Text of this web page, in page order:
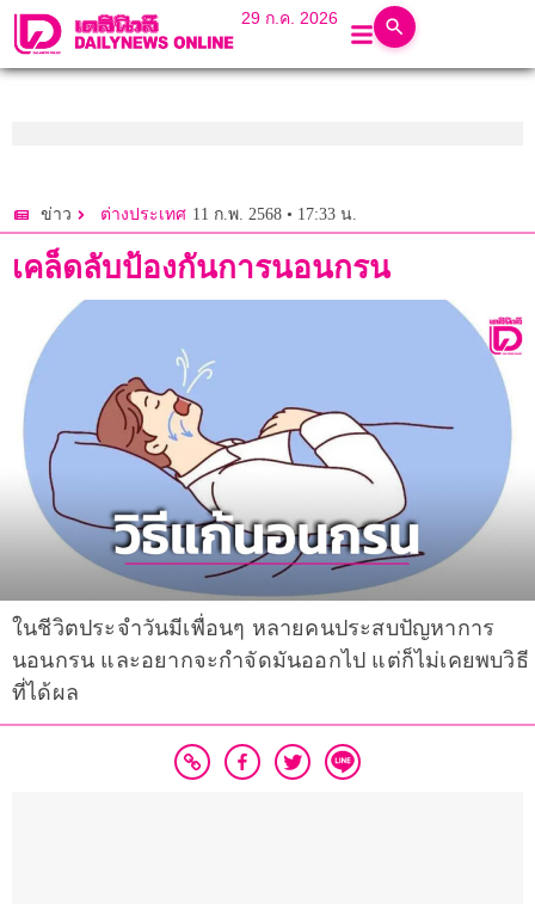
29 ก.ค. 2026
ข่าว ต่างประเทศ 11 ก.พ. 2568 • 17:33 น.
เคล็ดลับป้องกันการนอนกรน
ในชีวิตประจำวันมีเพื่อนๆ หลายคนประสบปัญหาการ
นอนกรน และอยากจะกำจัดมันออกไป แต่ก็ไม่เคยพบวิธี
ที่ได้ผล